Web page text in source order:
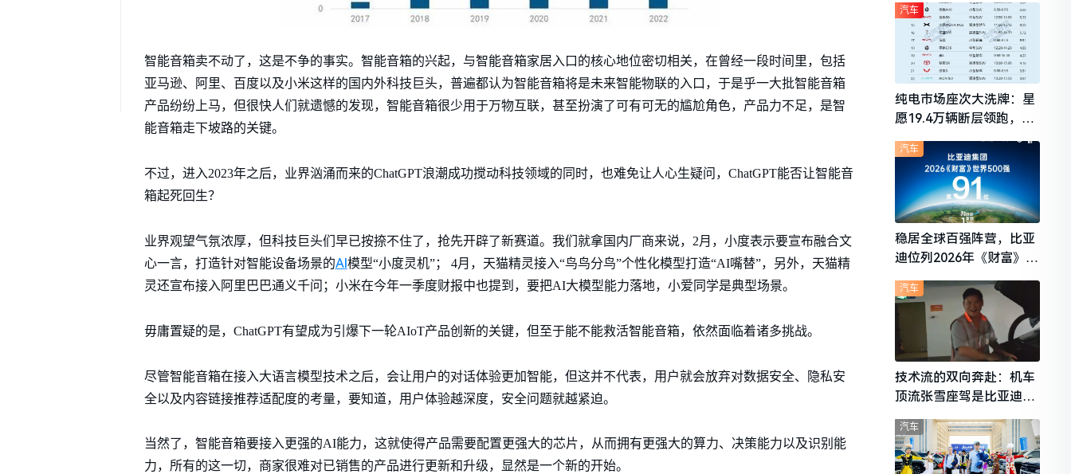
智能音箱卖不动了，这是不争的事实。智能音箱的兴起，与智能音箱家居入口的核心地位密切相关，在曾经一段时间里，包括
亚马逊、阿里、百度以及小米这样的国内外科技巨头，普遍都认为智能音箱将是未来智能物联的入口，于是乎一大批智能音箱
产品纷纷上马，但很快人们就遗憾的发现，智能音箱很少用于万物互联，甚至扮演了可有可无的尴尬角色，产品力不足，是智
能音箱走下坡路的关键。
不过，进入2023年之后，业界汹涌而来的ChatGPT浪潮成功搅动科技领域的同时，也难免让人心生疑问，ChatGPT能否让智能音
箱起死回生？
业界观望气氛浓厚，但科技巨头们早已按捺不住了，抢先开辟了新赛道。我们就拿国内厂商来说，2月，小度表示要宣布融合文
心一言，打造针对智能设备场景的AI模型“小度灵机”； 4月，天猫精灵接入“鸟鸟分鸟”个性化模型打造“AI嘴替”，另外，天猫精
灵还宣布接入阿里巴巴通义千问；小米在今年一季度财报中也提到，要把AI大模型能力落地，小爱同学是典型场景。
毋庸置疑的是，ChatGPT有望成为引爆下一轮AIoT产品创新的关键，但至于能不能救活智能音箱，依然面临着诸多挑战。
尽管智能音箱在接入大语言模型技术之后，会让用户的对话体验更加智能，但这并不代表，用户就会放弃对数据安全、隐私安
全以及内容链接推荐适配度的考量，要知道，用户体验越深度，安全问题就越紧迫。
当然了，智能音箱要接入更强的AI能力，这就使得产品需要配置更强大的芯片，从而拥有更强大的算力、决策能力以及识别能
力，所有的这一切，商家很难对已销售的产品进行更新和升级，显然是一个新的开始。
纯电市场座次大洗牌：星
愿19.4万辆断层领跑，理
想i6成最强黑马
汽车
稳居全球百强阵营，比亚
迪位列2026年《财富》世
汽车
技术流的双向奔赴：机车
顶流张雪座驾是比亚迪秦
L
汽车
汽车